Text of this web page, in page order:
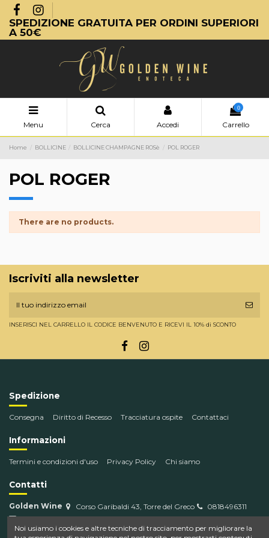
SPEDIZIONE GRATUITA PER ORDINI SUPERIORI
A 50€
Menu Cerca Accedi
0
Carrello
Home BOLLICINE BOLLICINE CHAMPAGNE ROSè POL ROGER
POL ROGER
There are no products.
Iscriviti alla newsletter
INSERISCI NEL CARRELLO IL CODICE BENVENUTO E RICEVI IL 10% di SCONTO
Spedizione
Consegna Diritto di Recesso Tracciatura ospite Contattaci
Informazioni
Termini e condizioni d'uso Privacy Policy Chi siamo
Contatti
Golden Wine Corso Garibaldi 43, Torre del Greco
0818496311
info@goldenwine.com
Noi usiamo i cookies e altre tecniche di tracciamento per migliorare la